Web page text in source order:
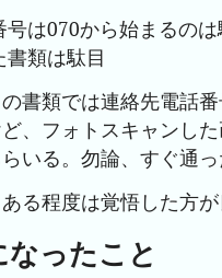
は070から始まるのは
書類は駄目
書類では連絡先電話
、フォトスキャンし
いる。勿論、すぐ通っ
る程度は覚悟した方が
ったこと